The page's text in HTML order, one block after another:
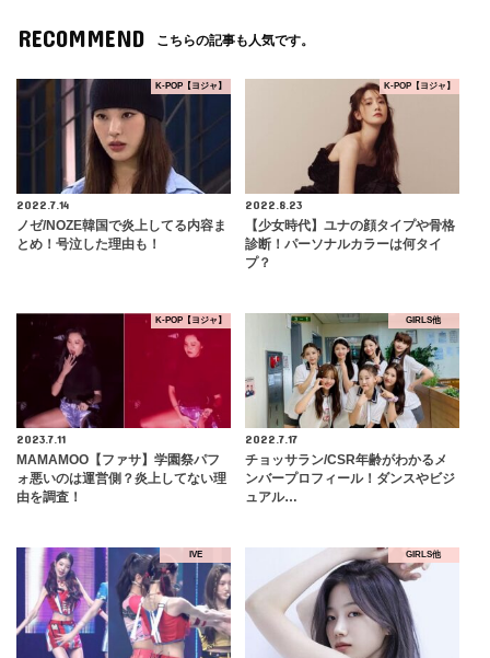
RECOMMEND こちらの記事も人気です。
K-POP【ヨジャ】
2022.7.14
ノゼ/NOZE韓国で炎上してる内容ま
とめ！号泣した理由も！
K-POP【ヨジャ】
2022.8.23
【少女時代】ユナの顔タイプや骨格
診断！パーソナルカラーは何タイ
プ？
K-POP【ヨジャ】
2023.7.11
MAMAMOO【ファサ】学園祭パフ
ォ悪いのは運営側？炎上してない理
由を調査！
GIRLS他
2022.7.17
チョッサラン/CSR年齢がわかるメ
ンバープロフィール！ダンスやビジ
ュアル…
IVE GIRLS他